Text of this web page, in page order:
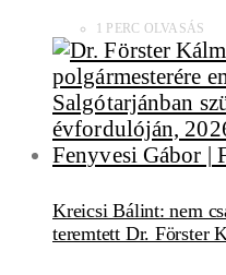
1 PERC OLVASÁS
Kreicsi Bálint: nem
teremtett Dr. Förster